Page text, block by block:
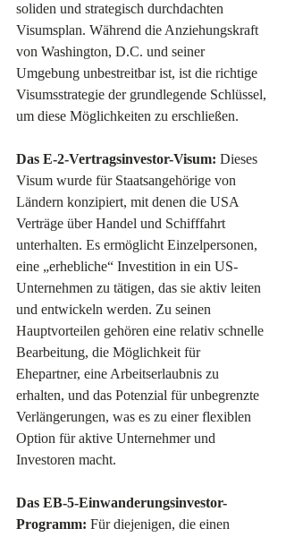
soliden und strategisch durchdachten
Visumsplan. Während die Anziehungskraft
von Washington, D.C. und seiner
Umgebung unbestreitbar ist, ist die richtige
Visumsstrategie der grundlegende Schlüssel,
um diese Möglichkeiten zu erschließen.
Das E-2-Vertragsinvestor-Visum: Dieses
Visum wurde für Staatsangehörige von
Ländern konzipiert, mit denen die USA
Verträge über Handel und Schifffahrt
unterhalten. Es ermöglicht Einzelpersonen,
eine „erhebliche“ Investition in ein US-
Unternehmen zu tätigen, das sie aktiv leiten
und entwickeln werden. Zu seinen
Hauptvorteilen gehören eine relativ schnelle
Bearbeitung, die Möglichkeit für
Ehepartner, eine Arbeitserlaubnis zu
erhalten, und das Potenzial für unbegrenzte
Verlängerungen, was es zu einer flexiblen
Option für aktive Unternehmer und
Investoren macht.
Das EB-5-Einwanderungsinvestor-
Programm: Für diejenigen, die einen